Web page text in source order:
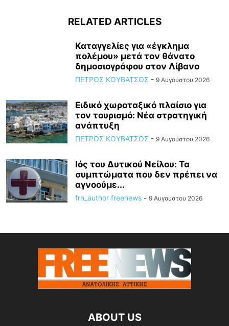
RELATED ARTICLES
Καταγγελίες για «έγκλημα
πολέμου» μετά τον θάνατο
δημοσιογράφου στον Λίβανο
ΠΕΤΡΟΣ ΚΟΥΒΑΤΣΟΣ - 9 Αυγούστου 2026
Ειδικό χωροταξικό πλαίσιο για
τον τουρισμό: Νέα στρατηγική
ανάπτυξη
ΠΕΤΡΟΣ ΚΟΥΒΑΤΣΟΣ - 9 Αυγούστου 2026
Ιός του Δυτικού Νείλου: Τα
συμπτώματα που δεν πρέπει να
αγνοούμε...
frn_author freenews - 9 Αυγούστου 2026
ABOUT US